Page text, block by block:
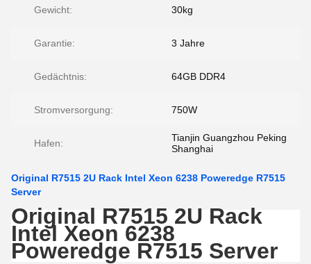
Gewicht: 30kg
Garantie: 3 Jahre
Gedächtnis: 64GB DDR4
Stromversorgung: 750W
Hafen:
Tianjin Guangzhou Peking
Shanghai
Original R7515 2U Rack Intel Xeon 6238 Poweredge R7515
Server
Original R7515 2U Rack
Intel Xeon 6238
Poweredge R7515 Server